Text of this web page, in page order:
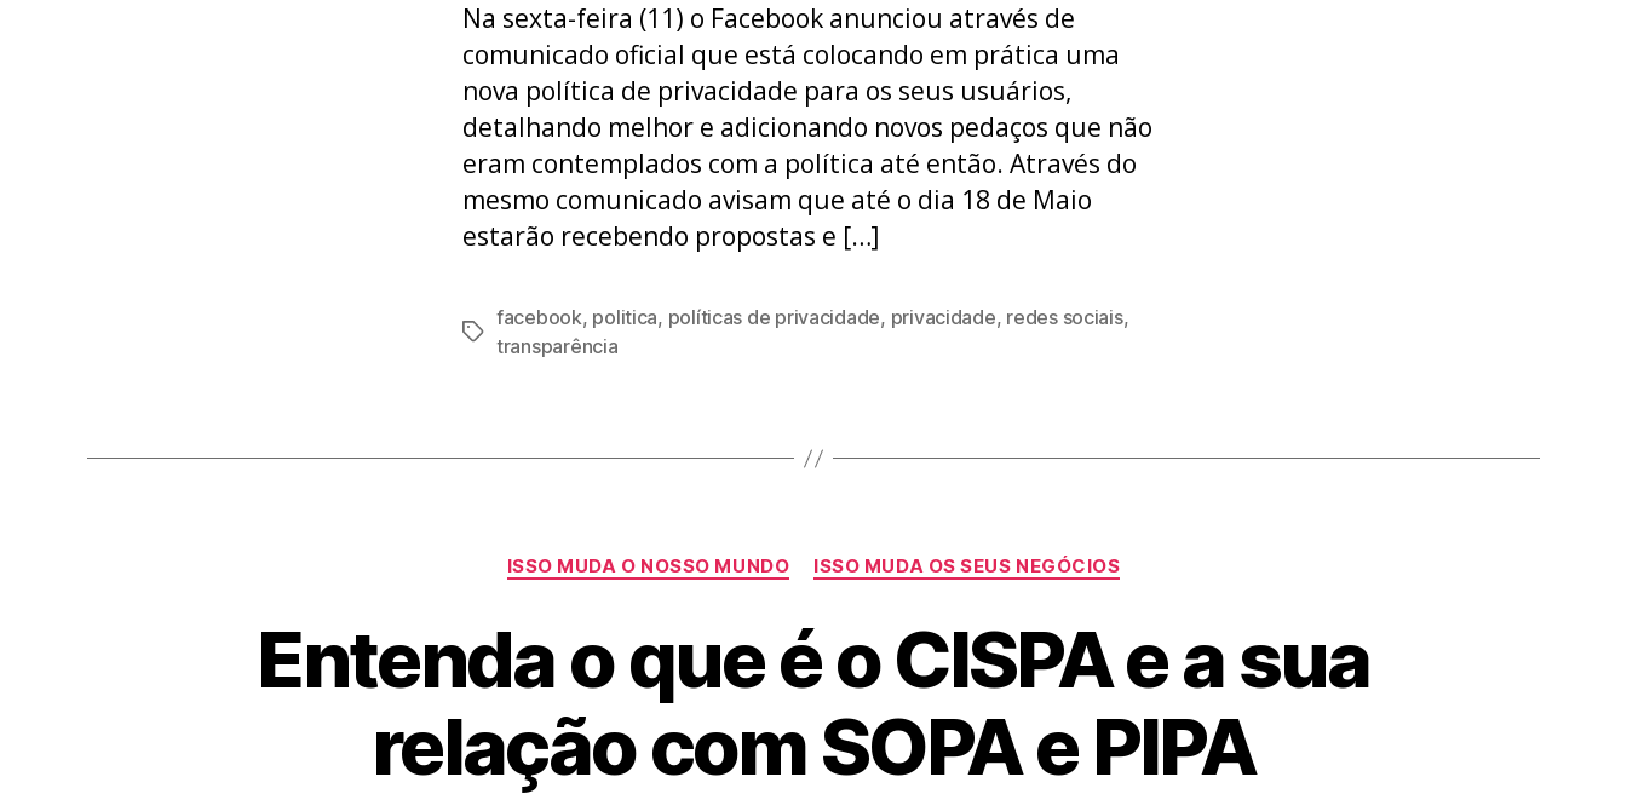
Na sexta-feira (11) o Facebook anunciou através de
comunicado oficial que está colocando em prática uma
nova política de privacidade para os seus usuários,
detalhando melhor e adicionando novos pedaços que não
eram contemplados com a política até então. Através do
mesmo comunicado avisam que até o dia 18 de Maio
estarão recebendo propostas e […]
Tags
facebook, politica, políticas de privacidade, privacidade, redes sociais,
transparência
Categorias
ISSO MUDA O NOSSO MUNDO ISSO MUDA OS SEUS NEGÓCIOS
Entenda o que é o CISPA e a sua
relação com SOPA e PIPA